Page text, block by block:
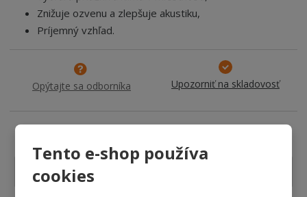
Tento e-shop používa
cookies
Znižuje ozvenu a zlepšuje akustiku,
Príjemný vzhľad.
Opýtajte sa odborníka Upozorniť na skladovosť
Detailný popis